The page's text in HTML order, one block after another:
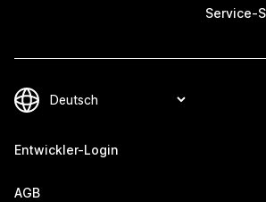
Service-
Entwickler-Login
AGB